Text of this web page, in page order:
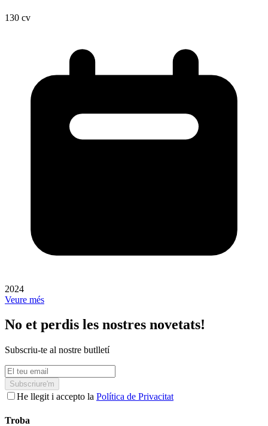
130 cv
2024
Veure més
No et perdis les nostres novetats!
Subscriu-te al nostre butlletí
Subscriure'm
He llegit i accepto la Política de Privacitat
Troba